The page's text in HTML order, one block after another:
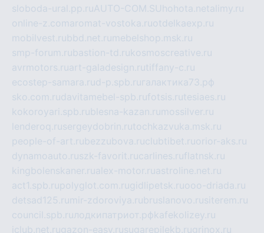
sloboda-ural.pp.ruAUTO-COM.SU hohota.net alimy.ru
online-z.comaromat-vostoka.ruotdelkaexp.ru
mobilvest.rubbd.net.ru mebelshop.msk.ru
smp-forum.rubastion-td.rukosmoscreative.ru
avrmotors.ruart-galadesign.rutiffany-c.ru
ecostep-samara.rud-p.spb.ru галактика73.рф
sko.com.rudavitamebel-spb.rufotsis.rutesiaes.ru
kokoroyari.spb.rublesna-kazan.ru mossilver.ru
lenderoq.rusergeydobrin.rutochkazvuka.msk.ru
people-of-art.rubezzubova.ruclubtibet.ruorior-aks.ru
dynamoauto.ruszk-favorit.rucarlines.ruflatnsk.ru
kingbolenskaner.rualex-motor.ruastroline.net.ru
act1.spb.rupolyglot.com.rugidlipetsk.ruooo-driada.ru
detsad125.ru mir-zdoroviya.rubruslanovo.rusiterem.ru
council.spb.ruлодкипатриот.рфkafekolizey.ru
iclub.net.rugazon-easy.rusugarepilekb.rugrinox.ru